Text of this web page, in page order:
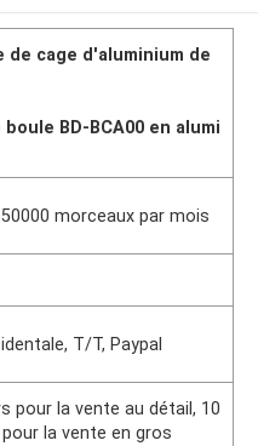
de cage d'aluminium de
boule BD-BCA00 en alumi
morceaux par mois
T/T, Paypal
pour la vente au détail, 10
la vente en gros